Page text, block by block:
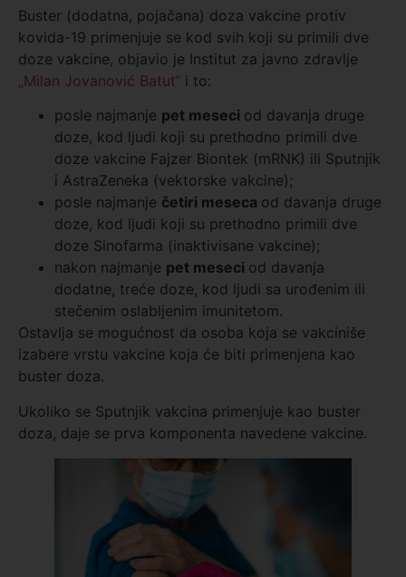
Buster (dodatna, pojačana) doza vakcine protiv
kovida-19 primenjuje se kod svih koji su primili dve
doze vakcine, objavio je Institut za javno zdravlje
„Milan Jovanović Batut“ i to:
posle najmanje pet meseci od davanja druge
doze, kod ljudi koji su prethodno primili dve
doze vakcine Fajzer Biontek (mRNK) ili Sputnjik
i AstraZeneka (vektorske vakcine);
posle najmanje četiri meseca od davanja druge
doze, kod ljudi koji su prethodno primili dve
doze Sinofarma (inaktivisane vakcine);
nakon najmanje pet meseci od davanja
dodatne, treće doze, kod ljudi sa urođenim ili
stečenim oslabljenim imunitetom.
Ostavlja se mogućnost da osoba koja se vakciniše
izabere vrstu vakcine koja će biti primenjena kao
buster doza.
Ukoliko se Sputnjik vakcina primenjuje kao buster
doza, daje se prva komponenta navedene vakcine.